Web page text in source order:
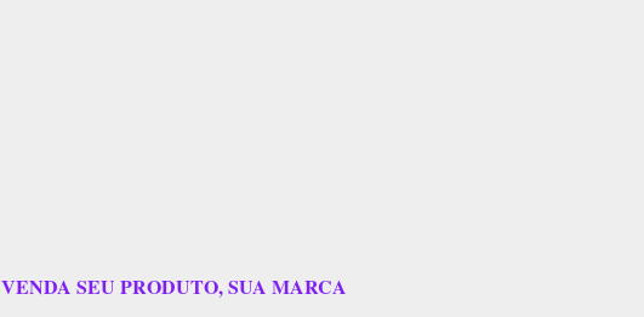
VENDA SEU PRODUTO, SUA MARCA